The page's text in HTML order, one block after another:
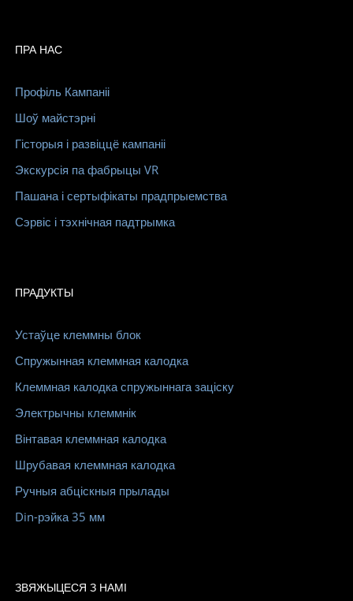
ПРА НАС
Профіль Кампаніі
Шоў майстэрні
Гісторыя і развіццё кампаніі
Экскурсія па фабрыцы VR
Пашана і сертыфікаты прадпрыемства
Сэрвіс і тэхнічная падтрымка
ПРАДУКТЫ
Устаўце клеммны блок
Спружынная клеммная калодка
Клеммная калодка спружыннага заціску
Электрычны клеммнік
Вінтавая клеммная калодка
Шрубавая клеммная калодка
Ручныя абціскныя прылады
Din-рэйка 35 мм
ЗВЯЖЫЦЕСЯ З НАМІ